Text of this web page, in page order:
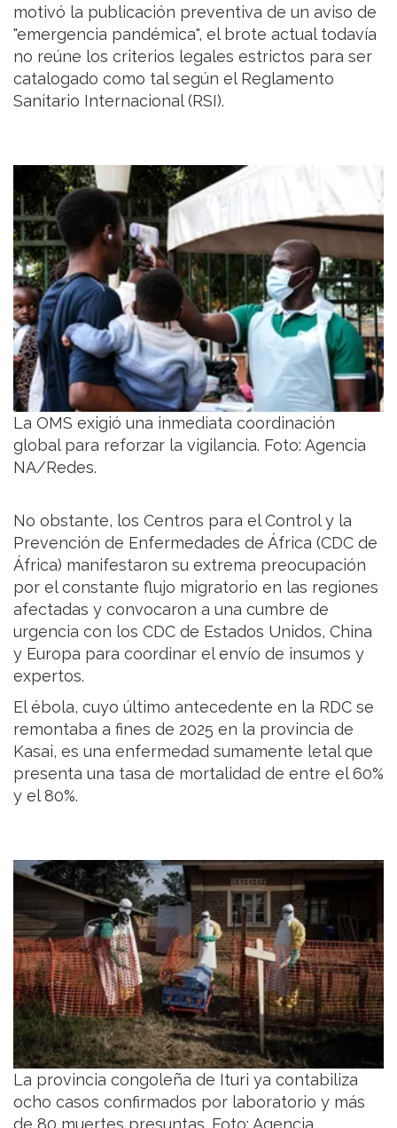
motivó la publicación preventiva de un aviso de
"emergencia pandémica", el brote actual todavía
no reúne los criterios legales estrictos para ser
catalogado como tal según el Reglamento
Sanitario Internacional (RSI).
La OMS exigió una inmediata coordinación
global para reforzar la vigilancia. Foto: Agencia
NA/Redes.
No obstante, los Centros para el Control y la
Prevención de Enfermedades de África (CDC de
África) manifestaron su extrema preocupación
por el constante flujo migratorio en las regiones
afectadas y convocaron a una cumbre de
urgencia con los CDC de Estados Unidos, China
y Europa para coordinar el envío de insumos y
expertos.
El ébola, cuyo último antecedente en la RDC se
remontaba a fines de 2025 en la provincia de
Kasai, es una enfermedad sumamente letal que
presenta una tasa de mortalidad de entre el 60%
y el 80%.
La provincia congoleña de Ituri ya contabiliza
ocho casos confirmados por laboratorio y más